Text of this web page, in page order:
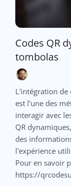
Codes QR
tombolas
L'intégration de
est l'une des
interagir avec
QR
des
l'expérience
Pour en savoir
https://